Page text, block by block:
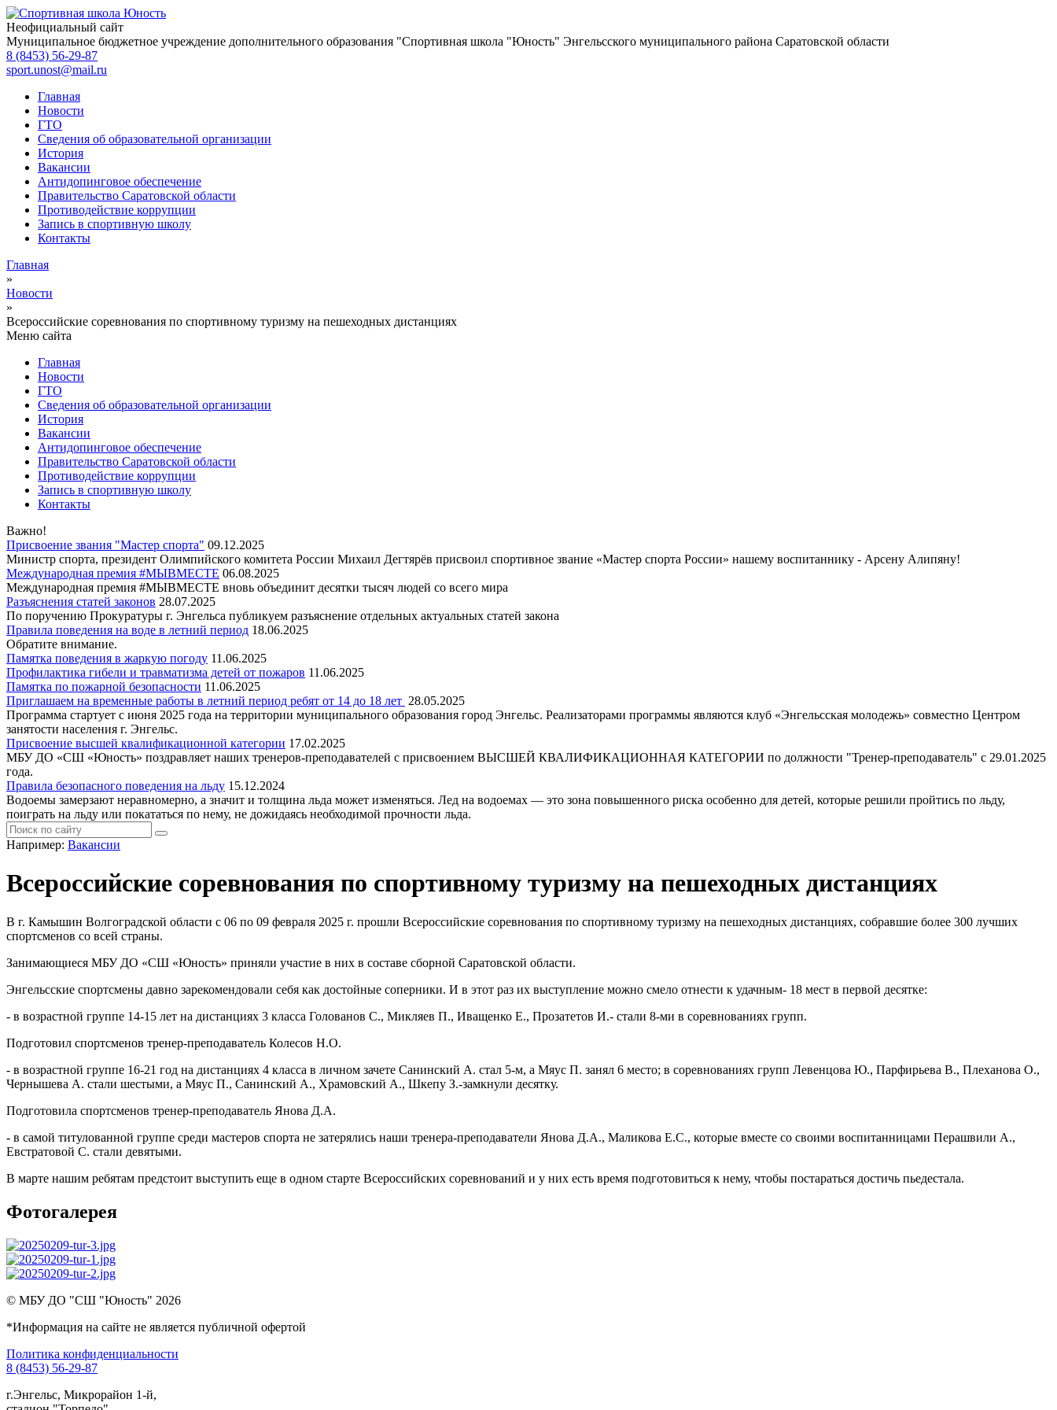
Неофициальный сайт
Муниципальное бюджетное учреждение дополнительного образования "Спортивная школа "Юность" Энгельсского муниципального района Саратовской области
8 (8453) 56-29-87
sport.unost@mail.ru
Главная
Новости
ГТО
Сведения об образовательной организации
История
Вакансии
Антидопинговое обеспечение
Правительство Саратовской области
Противодействие коррупции
Запись в спортивную школу
Контакты
Главная
»
Новости
»
Всероссийские соревнования по спортивному туризму на пешеходных дистанциях
Меню сайта
Главная
Новости
ГТО
Сведения об образовательной организации
История
Вакансии
Антидопинговое обеспечение
Правительство Саратовской области
Противодействие коррупции
Запись в спортивную школу
Контакты
Важно!
Присвоение звания "Мастер спорта" 09.12.2025
Министр спорта, президент Олимпийского комитета России Михаил Дегтярёв присвоил спортивное звание «Мастер спорта России» нашему воспитаннику - Арсену Алипяну!
Международная премия #МЫВМЕСТЕ 06.08.2025
Международная премия #МЫВМЕСТЕ вновь объединит десятки тысяч людей со всего мира
Разъяснения статей законов 28.07.2025
По поручению Прокуратуры г. Энгельса публикуем разъяснение отдельных актуальных статей закона
Правила поведения на воде в летний период 18.06.2025
Обратите внимание.
Памятка поведения в жаркую погоду 11.06.2025
Профилактика гибели и травматизма детей от пожаров 11.06.2025
Памятка по пожарной безопасности 11.06.2025
Приглашаем на временные работы в летний период ребят от 14 до 18 лет 28.05.2025
Программа стартует с июня 2025 года на территории муниципального образования город Энгельс. Реализаторами программы являются клуб «Энгельсская молодежь» совместно Центром
занятости населения г. Энгельс.
Присвоение высшей квалификационной категории 17.02.2025
МБУ ДО «СШ «Юность» поздравляет наших тренеров-преподавателей с присвоением ВЫСШЕЙ КВАЛИФИКАЦИОННАЯ КАТЕГОРИИ по должности "Тренер-преподаватель" с 29.01.2025
года.
Правила безопасного поведения на льду 15.12.2024
Водоемы замерзают неравномерно, а значит и толщина льда может изменяться. Лед на водоемах — это зона повышенного риска особенно для детей, которые решили пройтись по льду,
поиграть на льду или покататься по нему, не дожидаясь необходимой прочности льда.
Например: Вакансии
Всероссийские соревнования по спортивному туризму на пешеходных дистанциях
В г. Камышин Волгоградской области с 06 по 09 февраля 2025 г. прошли Всероссийские соревнования по спортивному туризму на пешеходных дистанциях, собравшие более 300 лучших
спортсменов со всей страны.
Занимающиеся МБУ ДО «СШ «Юность» приняли участие в них в составе сборной Саратовской области.
Энгельсские спортсмены давно зарекомендовали себя как достойные соперники. И в этот раз их выступление можно смело отнести к удачным- 18 мест в первой десятке:
- в возрастной группе 14-15 лет на дистанциях 3 класса Голованов С., Микляев П., Иващенко Е., Прозатетов И.- стали 8-ми в соревнованиях групп.
Подготовил спортсменов тренер-преподаватель Колесов Н.О.
- в возрастной группе 16-21 год на дистанциях 4 класса в личном зачете Санинский А. стал 5-м, а Мяус П. занял 6 место; в соревнованиях групп Левенцова Ю., Парфирьева В., Плеханова О.,
Чернышева А. стали шестыми, а Мяус П., Санинский А., Храмовский А., Шкепу З.-замкнули десятку.
Подготовила спортсменов тренер-преподаватель Янова Д.А.
- в самой титулованной группе среди мастеров спорта не затерялись наши тренера-преподаватели Янова Д.А., Маликова Е.С., которые вместе со своими воспитанницами Перашвили А.,
Евстратовой С. стали девятыми.
В марте нашим ребятам предстоит выступить еще в одном старте Всероссийских соревнований и у них есть время подготовиться к нему, чтобы постараться достичь пьедестала.
Фотогалерея
© МБУ ДО "СШ "Юность" 2026
*Информация на сайте не является публичной офертой
Политика конфиденциальности
8 (8453) 56-29-87
г.Энгельс, Микрорайон 1-й,